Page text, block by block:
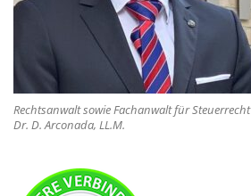
Rechtsanwalt sowie Fachanwalt für Steuerrecht
Dr. D. Arconada, LL.M.